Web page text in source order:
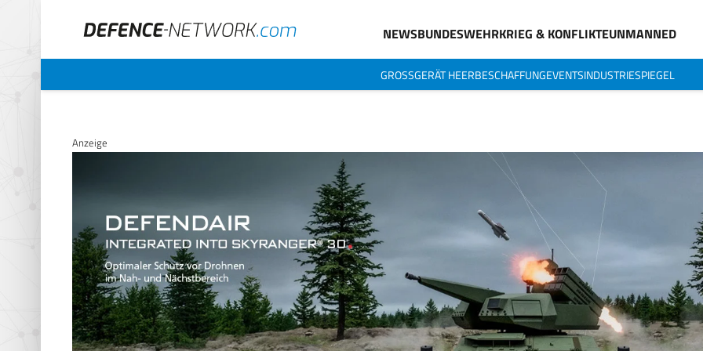
NEWSBUNDESWEHRKRIEG & KONFLIKTEUNMANNED
GROSSGERÄT HEERBESCHAFFUNGEVENTSINDUSTRIESPIEGEL
Anzeige